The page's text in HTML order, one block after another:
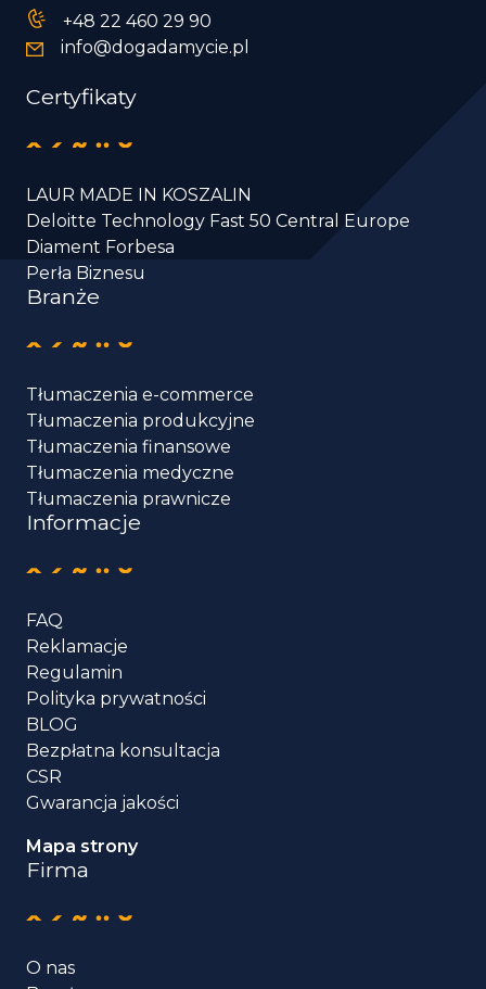
+48 22 460 29 90
info@dogadamycie.pl
Certyfikaty
LAUR MADE IN KOSZALIN
Deloitte Technology Fast 50 Central Europe
Diament Forbesa
Perła Biznesu
Branże
Tłumaczenia e-commerce
Tłumaczenia produkcyjne
Tłumaczenia finansowe
Tłumaczenia medyczne
Tłumaczenia prawnicze
Informacje
FAQ
Reklamacje
Regulamin
Polityka prywatności
BLOG
Bezpłatna konsultacja
CSR
Gwarancja jakości
Mapa strony
Firma
O nas